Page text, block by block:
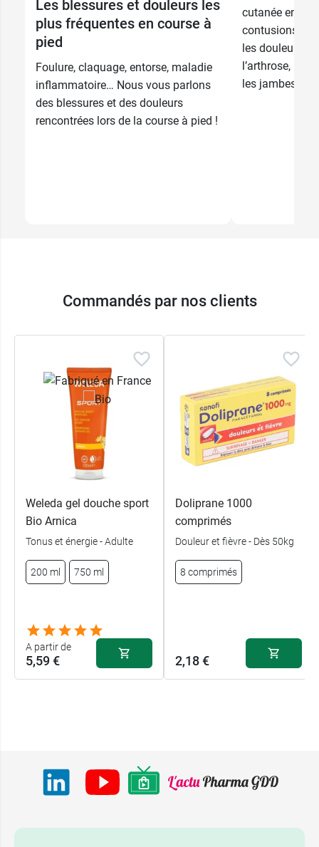
Conditionnement :tube de 100 ml
A post shared by Weleda France 🌻 (@weledafr)
Les blessures et douleurs les
plus fréquentes en course à
pied
Foulure, claquage, entorse, maladie
inflammatoire… Nous vous parlons
des blessures et des douleurs
rencontrées lors de la course à pied !
cutanée en
contusions et
les douleurs
l’arthrose, les
les jambes
Commandés par nos clients
Weleda gel douche sport
Bio Arnica
Tonus et énergie - Adulte
200 ml 750 ml
A partir de
5,59 €
Doliprane 1000
comprimés
Douleur et fièvre - Dès 50kg
8 comprimés
2,18 €